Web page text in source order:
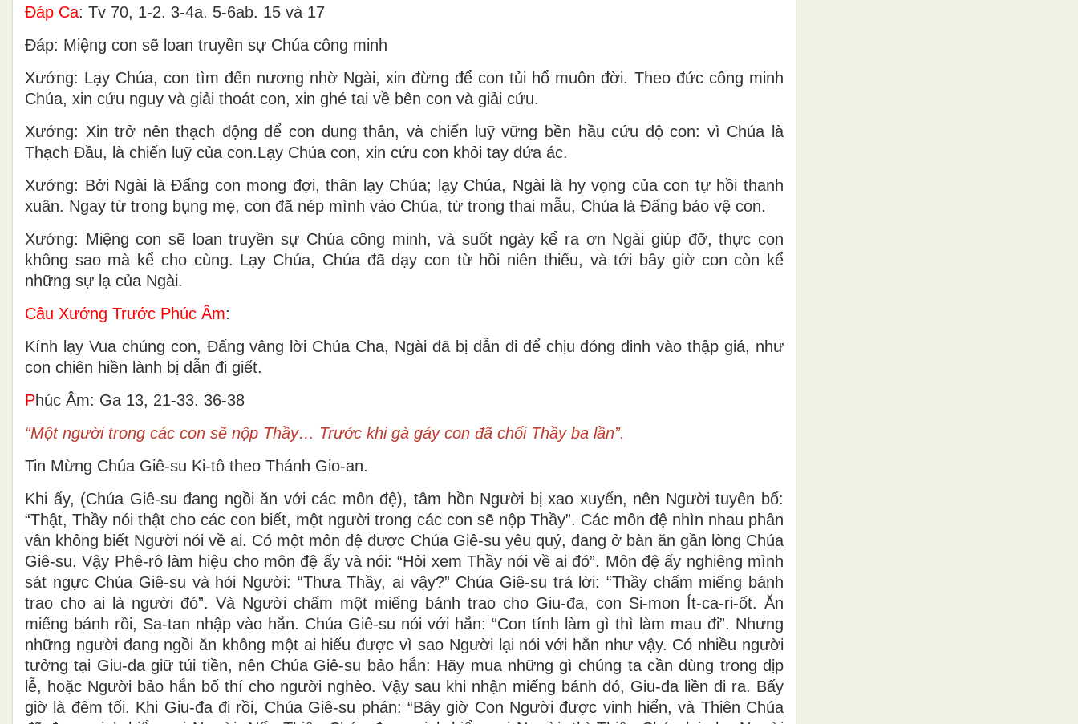
Ðáp Ca: Tv 70, 1-2. 3-4a. 5-6ab. 15 và 17
Ðáp: Miệng con sẽ loan truyền sự Chúa công minh
Xướng: Lạy Chúa, con tìm đến nương nhờ Ngài, xin đừng để con tủi hổ muôn đời. Theo đức công minh
Chúa, xin cứu nguy và giải thoát con, xin ghé tai về bên con và giải cứu.
Xướng: Xin trở nên thạch động để con dung thân, và chiến luỹ vững bền hầu cứu độ con: vì Chúa là
Thạch Ðầu, là chiến luỹ của con.Lạy Chúa con, xin cứu con khỏi tay đứa ác.
Xướng: Bởi Ngài là Ðấng con mong đợi, thân lạy Chúa; lạy Chúa, Ngài là hy vọng của con tự hồi thanh
xuân. Ngay từ trong bụng mẹ, con đã nép mình vào Chúa, từ trong thai mẫu, Chúa là Ðấng bảo vệ con.
Xướng: Miệng con sẽ loan truyền sự Chúa công minh, và suốt ngày kể ra ơn Ngài giúp đỡ, thực con
không sao mà kể cho cùng. Lạy Chúa, Chúa đã dạy con từ hồi niên thiếu, và tới bây giờ con còn kể
những sự lạ của Ngài.
Câu Xướng Trước Phúc Âm:
Kính lạy Vua chúng con, Ðấng vâng lời Chúa Cha, Ngài đã bị dẫn đi để chịu đóng đinh vào thập giá, như
con chiên hiền lành bị dẫn đi giết.
Phúc Âm: Ga 13, 21-33. 36-38
“Một người trong các con sẽ nộp Thầy… Trước khi gà gáy con đã chối Thầy ba lần”.
Tin Mừng Chúa Giê-su Ki-tô theo Thánh Gio-an.
Khi ấy, (Chúa Giê-su đang ngồi ăn với các môn đệ), tâm hồn Người bị xao xuyến, nên Người tuyên bố:
“Thật, Thầy nói thật cho các con biết, một người trong các con sẽ nộp Thầy”. Các môn đệ nhìn nhau phân
vân không biết Người nói về ai. Có một môn đệ được Chúa Giê-su yêu quý, đang ở bàn ăn gần lòng Chúa
Giê-su. Vậy Phê-rô làm hiệu cho môn đệ ấy và nói: “Hỏi xem Thầy nói về ai đó”. Môn đệ ấy nghiêng mình
sát ngực Chúa Giê-su và hỏi Người: “Thưa Thầy, ai vậy?” Chúa Giê-su trả lời: “Thầy chấm miếng bánh
trao cho ai là người đó”. Và Người chấm một miếng bánh trao cho Giu-đa, con Si-mon Ít-ca-ri-ốt. Ăn
miếng bánh rồi, Sa-tan nhập vào hắn. Chúa Giê-su nói với hắn: “Con tính làm gì thì làm mau đi”. Nhưng
những người đang ngồi ăn không một ai hiểu được vì sao Người lại nói với hắn như vậy. Có nhiều người
tưởng tại Giu-đa giữ túi tiền, nên Chúa Giê-su bảo hắn: Hãy mua những gì chúng ta cần dùng trong dịp
lễ, hoặc Người bảo hắn bố thí cho người nghèo. Vậy sau khi nhận miếng bánh đó, Giu-đa liền đi ra. Bấy
giờ là đêm tối. Khi Giu-đa đi rồi, Chúa Giê-su phán: “Bây giờ Con Người được vinh hiển, và Thiên Chúa